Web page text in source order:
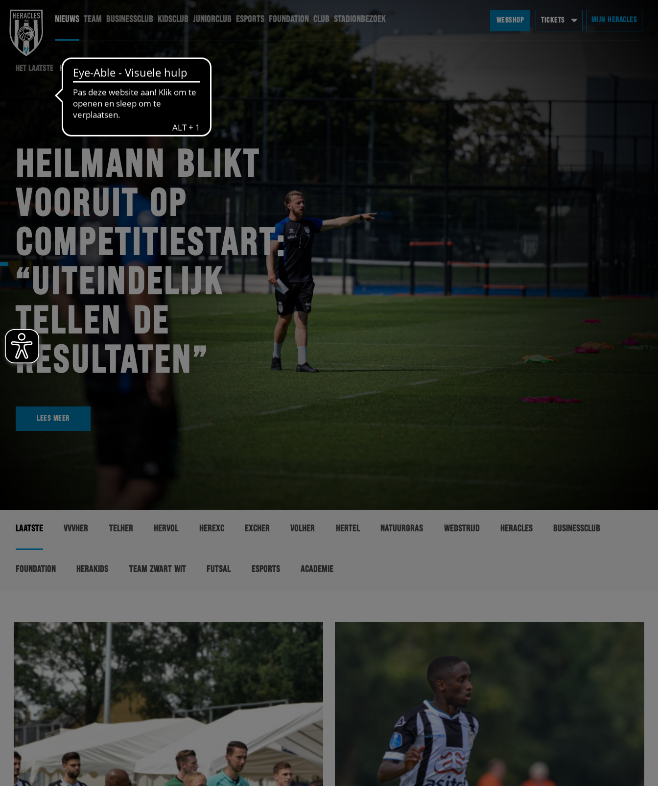
NIEUWS TEAM BUSINESSCLUB KIDSCLUB JUNIORCLUB ESPORTS FOUNDATION CLUB STADIONBEZOEK WEBSHOP TICKETS MIJN HERACLES
HET LAATSTE HERACLES NIEUWS
HEILMANN BLIKT
VOORUIT OP
COMPETITIESTART:
“UITEINDELIJK
TELLEN DE
RESULTATEN”
LEES MEER
LAATSTE VVVHER TELHER HERVOL HEREXC EXCHER VOLHER HERTEL NATUURGRAS WEDSTRIJD HERACLES BUSINESSCLUB
FOUNDATION HERAKIDS TEAM ZWART WIT FUTSAL ESPORTS ACADEMIE